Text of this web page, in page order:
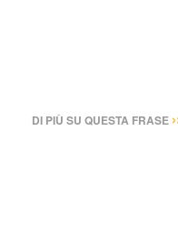
DI PIÙ SU QUESTA FRASE